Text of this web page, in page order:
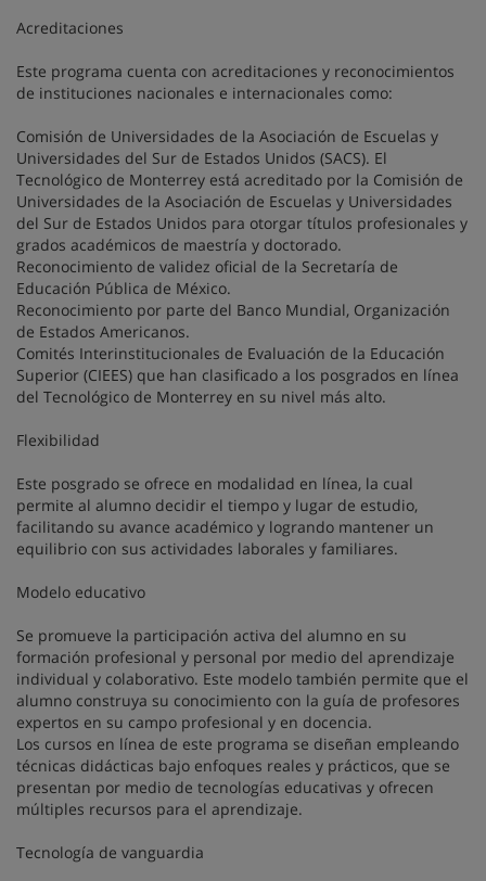
Acreditaciones
Este programa cuenta con acreditaciones y reconocimientos
de instituciones nacionales e internacionales como:
Comisión de Universidades de la Asociación de Escuelas y
Universidades del Sur de Estados Unidos (SACS). El
Tecnológico de Monterrey está acreditado por la Comisión de
Universidades de la Asociación de Escuelas y Universidades
del Sur de Estados Unidos para otorgar títulos profesionales y
grados académicos de maestría y doctorado.
Reconocimiento de validez oficial de la Secretaría de
Educación Pública de México.
Reconocimiento por parte del Banco Mundial, Organización
de Estados Americanos.
Comités Interinstitucionales de Evaluación de la Educación
Superior (CIEES) que han clasificado a los posgrados en línea
del Tecnológico de Monterrey en su nivel más alto.
Flexibilidad
Este posgrado se ofrece en modalidad en línea, la cual
permite al alumno decidir el tiempo y lugar de estudio,
facilitando su avance académico y logrando mantener un
equilibrio con sus actividades laborales y familiares.
Modelo educativo
Se promueve la participación activa del alumno en su
formación profesional y personal por medio del aprendizaje
individual y colaborativo. Este modelo también permite que el
alumno construya su conocimiento con la guía de profesores
expertos en su campo profesional y en docencia.
Los cursos en línea de este programa se diseñan empleando
técnicas didácticas bajo enfoques reales y prácticos, que se
presentan por medio de tecnologías educativas y ofrecen
múltiples recursos para el aprendizaje.
Tecnología de vanguardia